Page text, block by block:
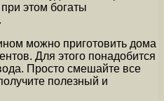
этом богаты
можно приготовить дома
Для этого понадобится
Просто смешайте все
полезный и